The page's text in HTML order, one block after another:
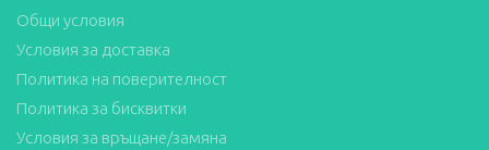
Общи условия
Условия за доставка
Политика на поверителност
Политика за бисквитки
Условия за връщане/замяна